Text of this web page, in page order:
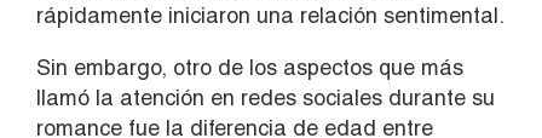
rápidamente iniciaron una relación sentimental.
Sin embargo, otro de los aspectos que más
llamó la atención en redes sociales durante su
romance fue la diferencia de edad entre